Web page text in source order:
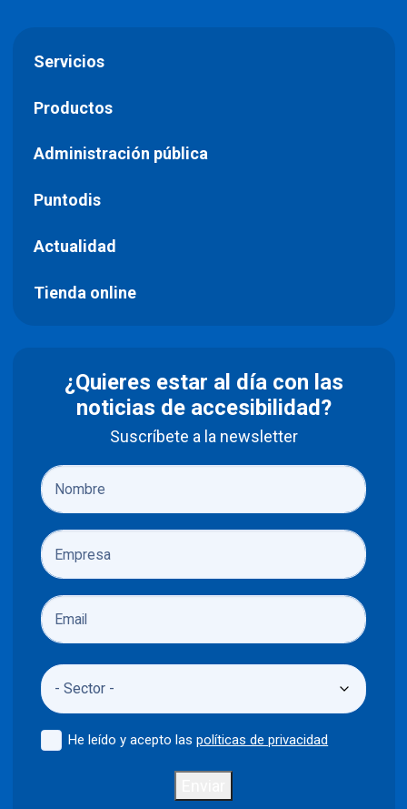
Servicios
Productos
Administración pública
Puntodis
Actualidad
Tienda online
¿Quieres estar al día con las
noticias de accesibilidad?
Suscríbete a la newsletter
He leído y acepto laspolíticas de privacidad